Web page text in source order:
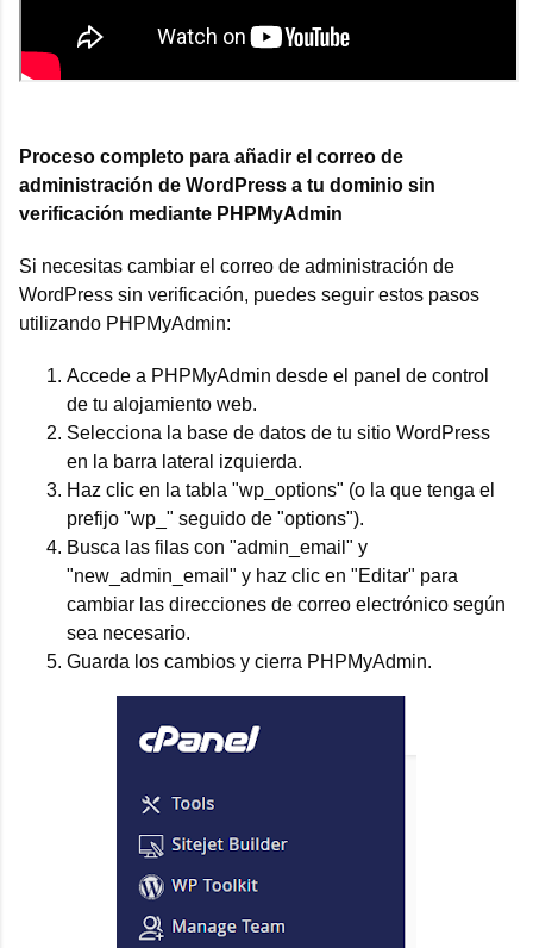
Proceso completo para añadir el correo de
administración de WordPress a tu dominio sin
verificación mediante PHPMyAdmin
Si necesitas cambiar el correo de administración de
WordPress sin verificación, puedes seguir estos pasos
utilizando PHPMyAdmin:
Accede a PHPMyAdmin desde el panel de control
de tu alojamiento web.
Selecciona la base de datos de tu sitio WordPress
en la barra lateral izquierda.
Haz clic en la tabla "wp_options" (o la que tenga el
prefijo "wp_" seguido de "options").
Busca las filas con "admin_email" y
"new_admin_email" y haz clic en "Editar" para
cambiar las direcciones de correo electrónico según
sea necesario.
Guarda los cambios y cierra PHPMyAdmin.